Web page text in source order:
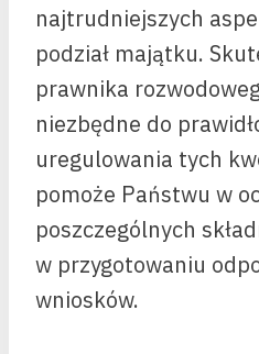
najtrudniejszych
podział majątku.
prawnika
niezbędne do
uregulowania tych
pomoże Państwu w
poszczególnych
w przygotowaniu
wniosków.